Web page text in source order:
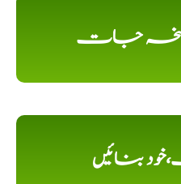
نسخہ جات
بنائیں